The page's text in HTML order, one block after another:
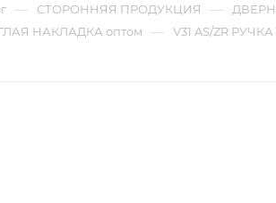
— СТОРОННЯЯ ПРОДУКЦИЯ —
НАКЛАДКА оптом — V31 AS/ZR РУЧКА